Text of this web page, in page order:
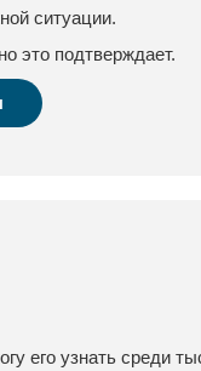
ситуации.
это подтверждает.
его узнать среди